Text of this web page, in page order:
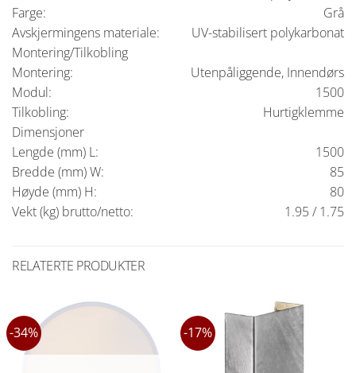
Farge:
Grå
Avskjermingens materiale:
UV-stabilisert polykarbonat
Montering/Tilkobling
Montering:
Utenpåliggende, Innendørs
Modul:
1500
Tilkobling:
Hurtigklemme
Dimensjoner
Lengde (mm) L:
1500
Bredde (mm) W:
85
Høyde (mm) H:
80
Vekt (kg) brutto/netto:
1.95 / 1.75
RELATERTE PRODUKTER
-34% -17%